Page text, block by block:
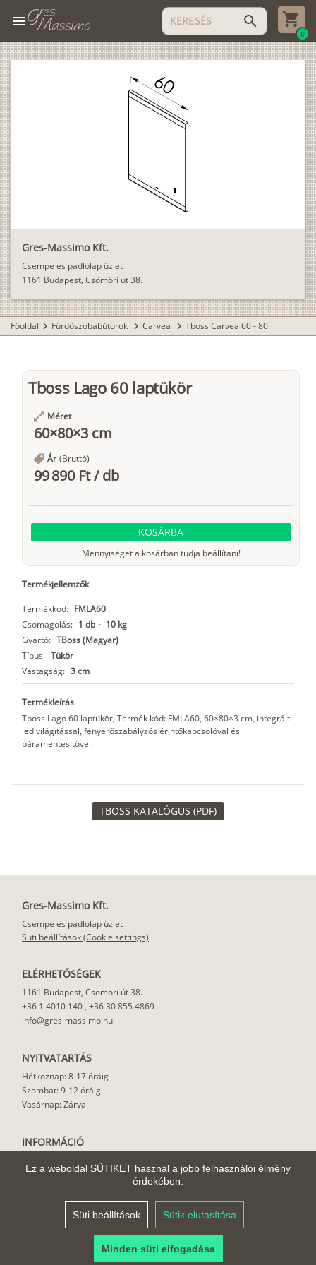
Ez a weboldal SÜTIKET használ a jobb felhasználói élmény
érdekében.
Süti beállítások Sütik elutasítása
Minden süti elfogadása
menu search
0
Gres-Massimo Kft.
Csempe és padlólap üzlet
1161 Budapest, Csömöri út 38.
Főoldal chevron_right Fürdőszobabútorok chevron_right Carvea chevron_right Tboss Carvea 60 - 80
Tboss Lago 60 laptükör
Méret
60×80×3 cm
Ár (Bruttó)
99 890 Ft/db
KOSÁRBA
Mennyiséget a kosárban tudja beállítani!
Termékjellemzők
Termékkód: FMLA60
Csomagolás: 1 db - 10 kg
Gyártó: TBoss (Magyar)
Típus: Tükör
Vastagság: 3 cm
Termékleírás
Tboss Lago 60 laptükör, Termék kód: FMLA60, 60×80×3 cm, integrált
led világítással, fényerőszabályzós érintőkapcsolóval és
páramentesítővel.
TBOSS KATALÓGUS (PDF)
Gres-Massimo Kft.
Csempe és padlólap üzlet
Süti beállítások (Cookie settings)
ELÉRHETŐSÉGEK
1161 Budapest, Csömöri út 38.
+36 1 4010 140 , +36 30 855 4869
info@gres-massimo.hu
NYITVATARTÁS
Hétköznap: 8-17 óráig
Szombat: 9-12 óráig
Vasárnap: Zárva
INFORMÁCIÓ
Felhasználási javaslat